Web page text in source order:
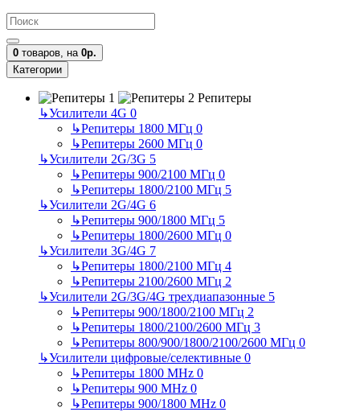
0 товаров, на 0р.
Категории
Репитеры
↳Усилители 4G 0
↳Репитеры 1800 МГц 0
↳Репитеры 2600 МГц 0
↳Усилители 2G/3G 5
↳Репитеры 900/2100 МГц 0
↳Репитеры 1800/2100 МГц 5
↳Усилители 2G/4G 6
↳Репитеры 900/1800 МГц 5
↳Репитеры 1800/2600 МГц 0
↳Усилители 3G/4G 7
↳Репитеры 1800/2100 МГц 4
↳Репитеры 2100/2600 МГц 2
↳Усилители 2G/3G/4G трехдиапазонные 5
↳Репитеры 900/1800/2100 МГц 2
↳Репитеры 1800/2100/2600 МГц 3
↳Репитеры 800/900/1800/2100/2600 МГц 0
↳Усилители цифровые/селективные 0
↳Репитеры 1800 MHz 0
↳Репитеры 900 MHz 0
↳Репитеры 900/1800 MHz 0